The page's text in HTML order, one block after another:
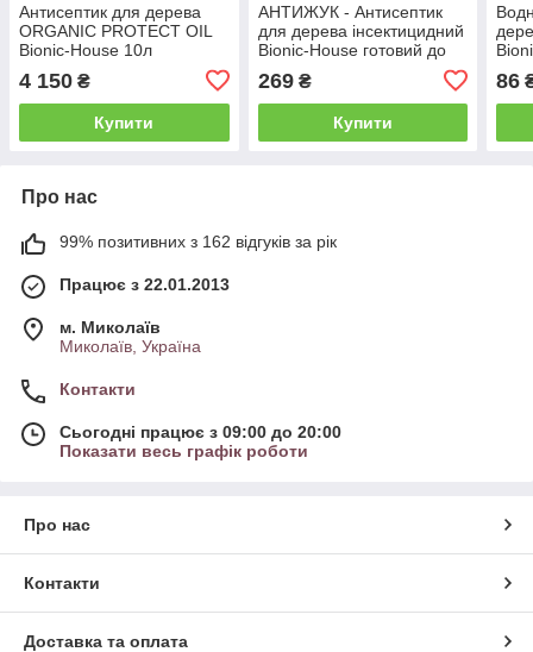
Антисептик для дерева
ORGANIC PROTECT OIL
Bionic-House 10л
4 150 ₴
Купити
АНТИЖУК - Антисептик
для дерева інсектицидний
Bionic-House готовий до
Безбарвний
269₴
Купити
86
Про нас
99% позитивних з 162 відгуків за рік
Працює з 22.01.2013
м. Миколаїв
Миколаїв, Україна
Контакти
Сьогодні працює з 09:00 до 20:00
Показати весь графік роботи
Про нас
Контакти
Доставка та оплата